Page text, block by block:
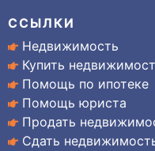
ССЫЛКИ
Недвижимость
Купить
Помощь по ипотеке
Помощь юриста
Продать
Сдать